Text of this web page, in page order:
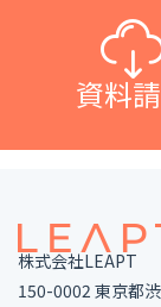
資料
株式会社LEAPT
150-0002 東京都